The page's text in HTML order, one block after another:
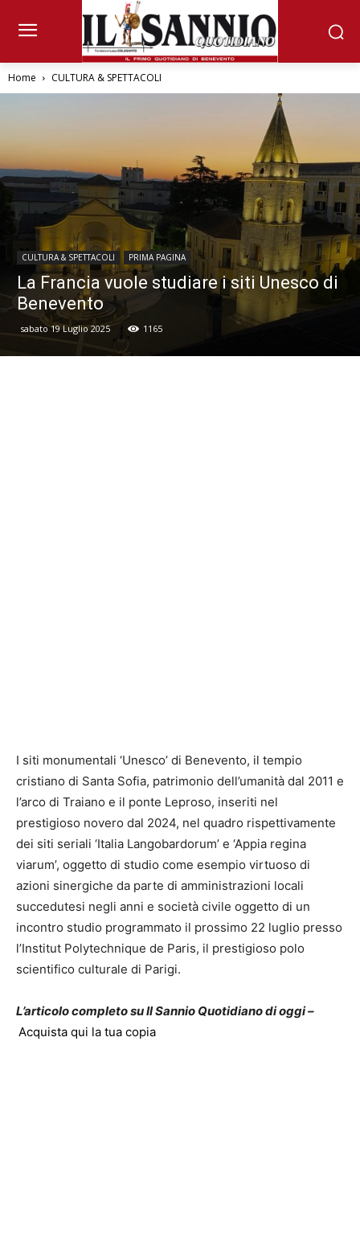
Home CULTURA & SPETTACOLI
CULTURA & SPETTACOLI PRIMA PAGINA
La Francia vuole studiare i siti Unesco di
Benevento
sabato 19 Luglio 2025 1165
I siti monumentali ‘Unesco’ di Benevento, il tempio
cristiano di Santa Sofia, patrimonio dell’umanità dal 2011 e
l’arco di Traiano e il ponte Leproso, inseriti nel
prestigioso novero dal 2024, nel quadro rispettivamente
dei siti seriali ‘Italia Langobardorum’ e ‘Appia regina
viarum’, oggetto di studio come esempio virtuoso di
azioni sinergiche da parte di amministrazioni locali
succedutesi negli anni e società civile oggetto di un
incontro studio programmato il prossimo 22 luglio presso
l’Institut Polytechnique de Paris, il prestigioso polo
scientifico culturale di Parigi.
L’articolo completo su Il Sannio Quotidiano di oggi –
Acquista qui la tua copia